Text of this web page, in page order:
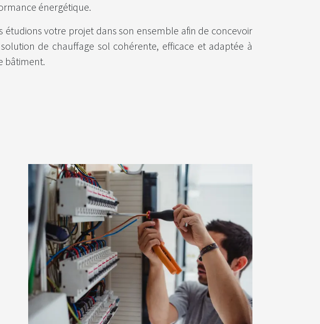
énergétique.
étudions votre projet dans son ensemble afin de concevoir
de chauffage sol cohérente, efficace et adaptée à
bâtiment.